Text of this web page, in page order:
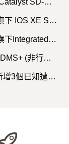
轉知：【漏洞預警】Cisco旗下 IOS XE Software 存在2個重大資安漏洞。
轉知：【漏洞預警】Cisco旗下Integrated Management Controller 存在重大資安漏洞(CVE-2026-20200)。
轉知：【漏洞預警】盛源｜DMS+ (非行動端) - Use of Hard-coded Credentials。
轉知：【漏洞預警】CISA新增3個已知遭駭客利用之漏洞至KEV目錄(2026/07/27-2026/08/02)。